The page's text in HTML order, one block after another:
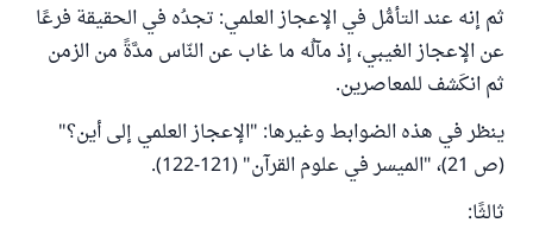
ثم إنه عند التأمُّل في الإعجاز العلمي: تجدُه في الحقيقة فرعًا
عن الإعجاز الغيبي، إذ مآلُه ما غاب عن النّاس مدَّةً من الزمن
ثم انكَشف للمعاصرين.
ينظر في هذه الضوابط وغيرها: "الإعجاز العلمي إلى أين؟"
(ص 21)، "الميسر في علوم القرآن" (121-122).
ثالثًا: